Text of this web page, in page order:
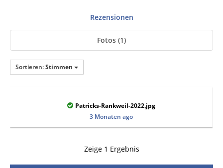
Rezensionen
Fotos (1)
Sortieren:Stimmen
Patricks-Rankweil-2022.jpg
3 Monaten ago
Zeige 1 Ergebnis